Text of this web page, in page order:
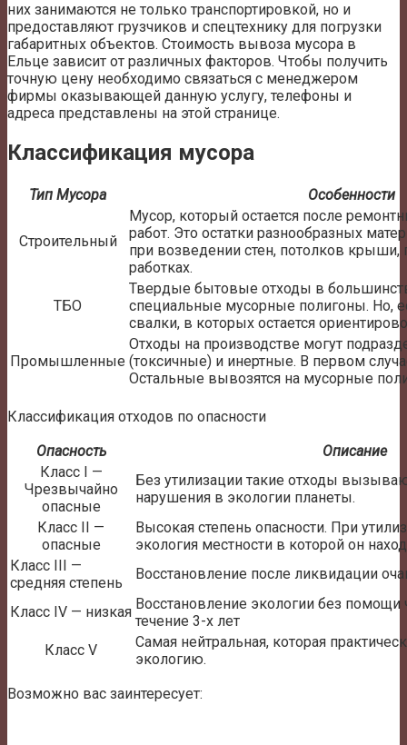
них занимаются не только транспортировкой, но и
предоставляют грузчиков и спецтехнику для погрузки
габаритных объектов. Стоимость вывоза мусора в
Ельце зависит от различных факторов. Чтобы получить
точную цену необходимо связаться с менеджером
фирмы оказывающей данную услугу, телефоны и
адреса представлены на этой странице.
Классификация мусора
Тип Мусора Особенности
Строительный
Мусор, который остается после
работ. Это остатки разнообразных
при возведении стен, потолков крыши,
работках.
ТБО
Твердые бытовые отходы в
специальные мусорные полигоны. Но,
свалки, в которых остается
Промышленные
Отходы на производстве могут
(токсичные) и инертные. В первом
Остальные вывозятся на мусорные
Классификация отходов по опасности
Опасность
Описание
Класс I —
Чрезвычайно
опасные
Без утилизации такие отходы
нарушения в экологии планеты.
Класс II —
опасные
Высокая степень опасности. При
экология местности в которой он
Класс III —
средняя степень
Восстановление после ликвидации
Класс IV — низкая Восстановление экологии без помощи
течение 3-х лет
Класс V
Самая нейтральная, которая
экологию.
Возможно вас заинтересует: